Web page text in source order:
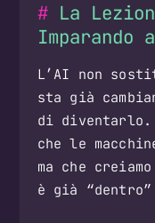
La
Imparando
L’AI non
sta già
di
che le
ma che
è già